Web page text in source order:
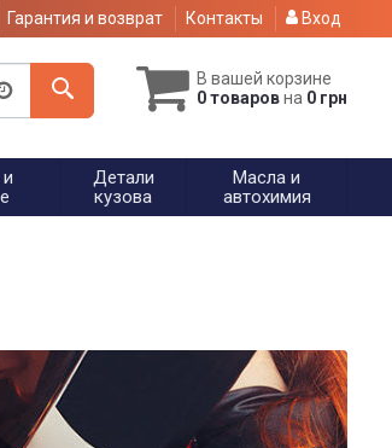
Гарантия и возврат Контакты Вход
В вашей корзине
0 товаровна 0 грн
Детали
кузова
Масла и
автохимия